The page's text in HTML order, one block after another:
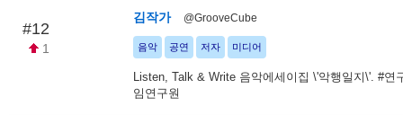
#12
1
김작가 @GrooveCube
음악 공연 저자 미디어
Listen, Talk & Write 음악에세이집 \'악행일지\'. #연
임연구원